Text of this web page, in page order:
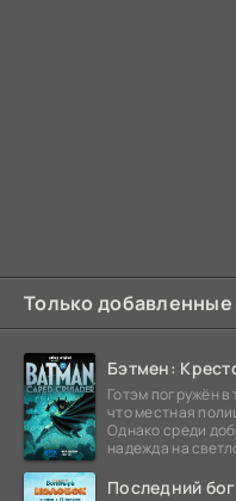
Только добавленные
Бэтмен:
Готэм погружён в
что местная
Однако среди
надежда на
Последний